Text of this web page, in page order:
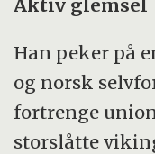
Aktiv glemsel
Han peker på
og norsk
fortrenge
storslåtte